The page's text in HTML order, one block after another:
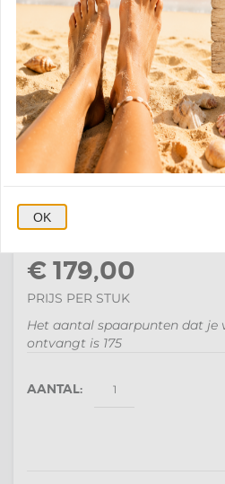
ARMY WATCH
MILITARY
Origineel Army Watch
met massief stalen behuizing
wijzerplaat en zwarte rubberen
Artikelnummer
€ 179,00
PRIJS PER STUK
Het aantal spaarpunten dat je
ontvangt is 175
AANTAL:
OK